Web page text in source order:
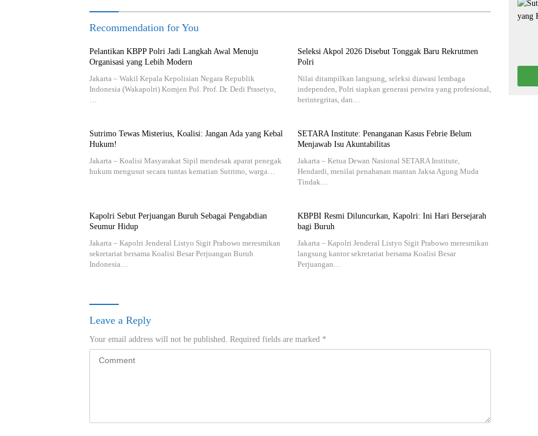
Recommendation for You
Pelantikan KBPP Polri Jadi Langkah Awal Menuju
Organisasi yang Lebih Modern
Jakarta – Wakil Kepala Kepolisian Negara Republik
Indonesia (Wakapolri) Komjen Pol. Prof. Dr. Dedi Prasetyo,
Seleksi Akpol 2026 Disebut Tonggak Baru Rekrutmen
Polri
Nilai ditampilkan langsung, seleksi diawasi lembaga
independen, Polri siapkan generasi perwira yang profesional,
berintegritas, dan…
Sutrimo Tewas Misterius, Koalisi: Jangan Ada yang Kebal
Hukum!
Jakarta – Koalisi Masyarakat Sipil mendesak aparat penegak
hukum mengusut secara tuntas kematian Sutrimo, warga…
SETARA Institute: Penanganan Kasus Febrie Belum
Menjawab Isu Akuntabilitas
Jakarta – Ketua Dewan Nasional SETARA Institute,
Hendardi, menilai penahanan mantan Jaksa Agung Muda
Tindak…
Kapolri Sebut Perjuangan Buruh Sebagai Pengabdian
Seumur Hidup
Jakarta – Kapolri Jenderal Listyo Sigit Prabowo meresmikan
sekretariat bersama Koalisi Besar Perjuangan Buruh
Indonesia…
KBPBI Resmi Diluncurkan, Kapolri: Ini Hari Bersejarah
bagi Buruh
Jakarta – Kapolri Jenderal Listyo Sigit Prabowo meresmikan
langsung kantor sekretariat bersama Koalisi Besar
Perjuangan…
Leave a Reply
Your email address will not be published. Required fields are marked *